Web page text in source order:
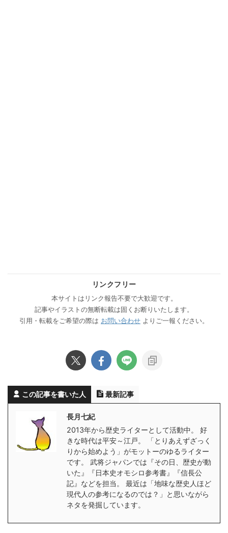
リンクフリー
本サイトはリンク報告不要で大歓迎です。
記事やイラストの無断転載は固くお断りいたします。
引用・転載をご希望の際は お問い合わせ よりご一報ください。
この記事を書いた人 最新記事
長月七紀
2013年から歴史ライターとして活動中。 好
きな時代は平安～江戸。 「とりあえずざっく
りから始めよう」がモットーのゆるライター
です。 武将ジャパンでは『その日、歴史が動
いた』『日本史オモシロ参考書』『信長公
記』などを担当。 最近は「地味な歴史人ほど
現代人の参考になるのでは？」と思いながら
ネタを発掘しています。